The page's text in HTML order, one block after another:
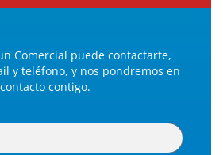
Comercial puede contactarte,
y teléfono, y nos pondremos en
contacto contigo.